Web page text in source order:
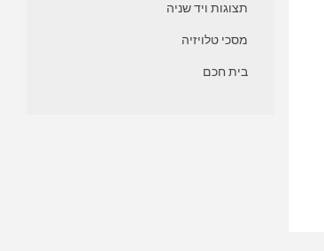
תצוגות ויד שניה
מסכי טלויזיה
בית חכם